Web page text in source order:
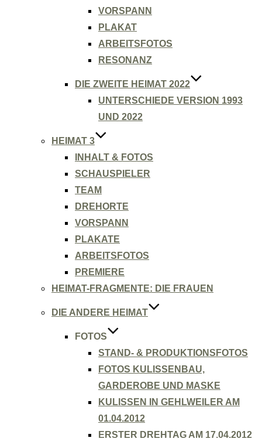
VORSPANN
PLAKAT
ARBEITSFOTOS
RESONANZ
DIE ZWEITE HEIMAT 2022
UNTERSCHIEDE VERSION 1993
UND 2022
HEIMAT 3
INHALT & FOTOS
SCHAUSPIELER
TEAM
DREHORTE
VORSPANN
PLAKATE
ARBEITSFOTOS
PREMIERE
HEIMAT-FRAGMENTE: DIE FRAUEN
DIE ANDERE HEIMAT
FOTOS
STAND- & PRODUKTIONSFOTOS
FOTOS KULISSENBAU,
GARDEROBE UND MASKE
KULISSEN IN GEHLWEILER AM
01.04.2012
ERSTER DREHTAG AM 17.04.2012